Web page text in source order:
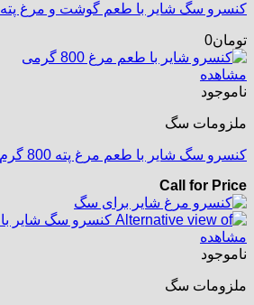
کنسرو سگ شایر با طعم گوشت و مرغ پته 400 گرم
تومان0
مشاهده
ناموجود
ملزومات سگ
کنسرو سگ شایر با طعم مرغ پته 800 گرم
Call for Price
مشاهده
ناموجود
ملزومات سگ